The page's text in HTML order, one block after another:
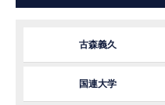
古森義久
国連大学